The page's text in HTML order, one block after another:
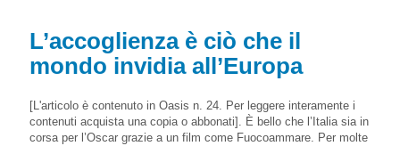
L’accoglienza è ciò che il
mondo invidia all’Europa
[L'articolo è contenuto in Oasis n. 24. Per leggere interamente i
contenuti acquista una copia o abbonati]. È bello che l’Italia sia in
corsa per l’Oscar grazie a un film come Fuocoammare. Per molte